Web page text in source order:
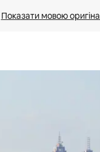
Показати мовою